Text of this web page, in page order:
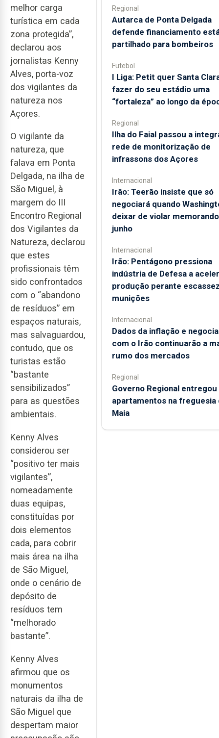
melhor carga
turística em cada
zona protegida”,
declarou aos
jornalistas Kenny
Alves, porta-voz
dos vigilantes da
natureza nos
Açores.
O vigilante da
natureza, que
falava em Ponta
Delgada, na ilha de
São Miguel, à
margem do III
Encontro Regional
dos Vigilantes da
Natureza, declarou
que estes
profissionais têm
sido confrontados
com o “abandono
de resíduos” em
espaços naturais,
mas salvaguardou,
contudo, que os
turistas estão
“bastante
sensibilizados”
para as questões
ambientais.
Kenny Alves
considerou ser
“positivo ter mais
vigilantes”,
nomeadamente
duas equipas,
constituídas por
dois elementos
cada, para cobrir
mais área na ilha
de São Miguel,
onde o cenário de
depósito de
resíduos tem
“melhorado
bastante”.
Kenny Alves
afirmou que os
monumentos
naturais da ilha de
São Miguel que
despertam maior
Regional
Autarca de Ponta Delgada
defende financiamento
partilhado para bombeiros
Futebol
I Liga: Petit quer Santa
fazer do seu estádio uma
“fortaleza” ao longo da
Regional
Ilha do Faial passou a
rede de monitorização de
infrassons dos Açores
Internacional
Irão: Teerão insiste que só
negociará quando
deixar de violar
junho
Internacional
Irão: Pentágono pressiona
indústria de Defesa a
produção perante
munições
Internacional
Dados da inflação e
com o Irão continuarão a
rumo dos mercados
Regional
Governo Regional entregou
apartamentos na freguesia
Maia